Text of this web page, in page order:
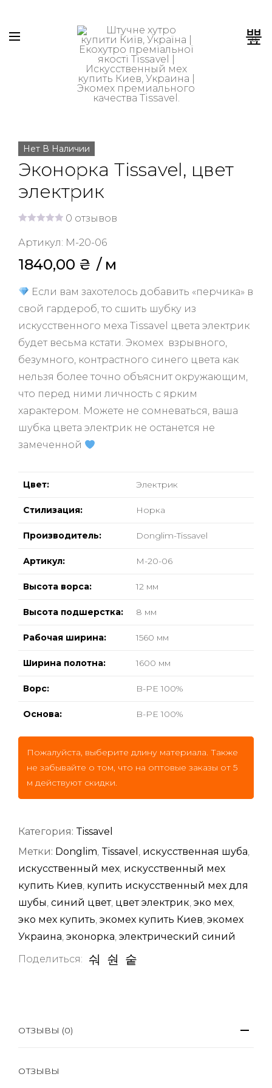
0
Нет В Наличии
Эконорка Tissavel, цвет
электрик
ц
е
и
з
5
0 отзывов
Артикул: М-20-06
1840,00 ₴ / м
Если вам захотелось добавить «перчика» в
свой гардероб, то сшить шубку из
искусственного меха Tissavel цвета электрик
будет весьма кстати. Экомех взрывного,
безумного, контрастного синего цвета как
нельзя более точно объяснит окружающим,
что перед ними личность с ярким
характером. Можете не сомневаться, ваша
шубка цвета электрик не останется не
замеченной
Цвет: Электрик
Стилизация: Норка
Производитель: Donglim-Tissavel
Артикул: М-20-06
Высота ворса: 12 мм
Высота подшерстка: 8 мм
Рабочая ширина: 1560 мм
Ширина полотна: 1600 мм
Ворс: B-PE 100%
Основа: B-PE 100%
Пожалуйста, выберите длину материала. Также
не забывайте о том, что на оптовые заказы от 5
м действуют скидки.
Категория: Tissavel
Метки: Donglim, Tissavel , искусственная шуба,
искусственный мех, искусственный мех
купить Киев, купить искусственный мех для
шубы, синий цвет, цвет электрик, эко мех,
эко мех купить, экомех купить Киев, экомех
Украина, эконорка, электрический синий
Поделиться:
ОТЗЫВЫ (0)
ОТЗЫВЫ